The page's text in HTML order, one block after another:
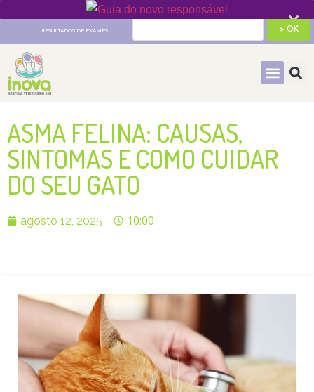
HOSPITAL VETERINÁRIO 24H
RESULTADOS DE EXAMES
ASMA FELINA: CAUSAS,
SINTOMAS E COMO CUIDAR
DO SEU GATO
agosto 12, 2025 10:00